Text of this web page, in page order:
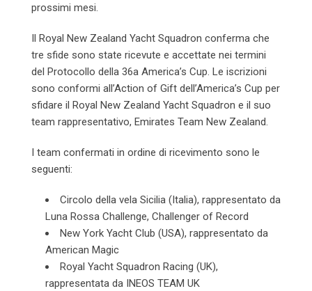
prossimi mesi.
Il Royal New Zealand Yacht Squadron conferma che
tre sfide sono state ricevute e accettate nei termini
del Protocollo della 36a America’s Cup. Le iscrizioni
sono conformi all’Action of Gift dell’America’s Cup per
sfidare il Royal New Zealand Yacht Squadron e il suo
team rappresentativo, Emirates Team New Zealand.
I team confermati in ordine di ricevimento sono le
seguenti:
Circolo della vela Sicilia (Italia), rappresentato da
Luna Rossa Challenge, Challenger of Record
New York Yacht Club (USA), rappresentato da
American Magic
Royal Yacht Squadron Racing (UK),
rappresentata da INEOS TEAM UK